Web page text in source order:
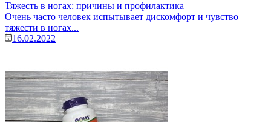
Тяжесть в ногах: причины и профилактика
Очень часто человек испытывает дискомфорт и чувство
тяжести в ногах...
16.02.2022